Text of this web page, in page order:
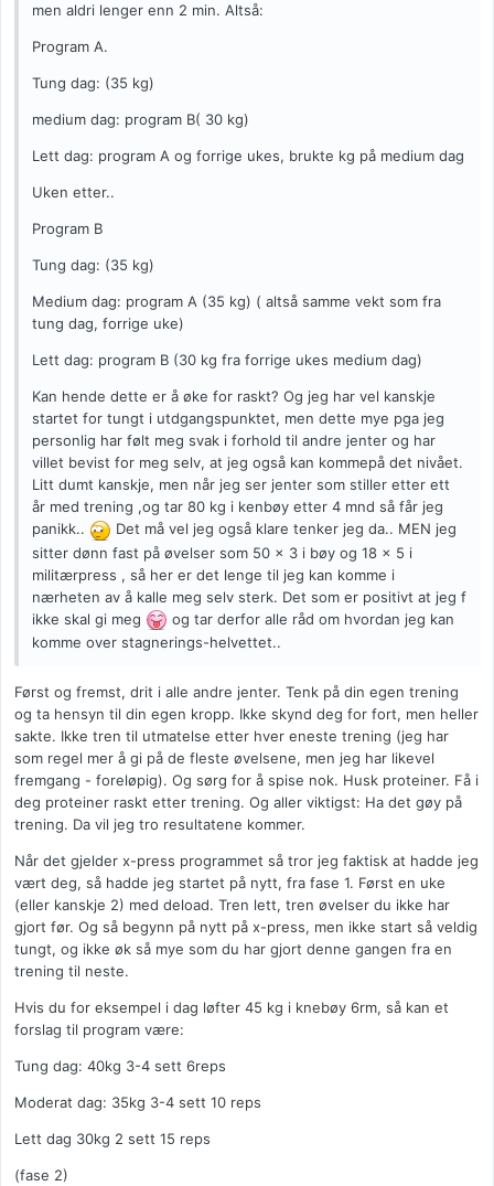
men aldri lenger enn 2 min. Altså:
Program A.
Tung dag: (35 kg)
medium dag: program B( 30 kg)
Lett dag: program A og forrige ukes, brukte kg på medium dag
Uken etter..
Program B
Tung dag: (35 kg)
Medium dag: program A (35 kg) ( altså samme vekt som fra
tung dag, forrige uke)
Lett dag: program B (30 kg fra forrige ukes medium dag)
Kan hende dette er å øke for raskt? Og jeg har vel kanskje
startet for tungt i utdgangspunktet, men dette mye pga jeg
personlig har følt meg svak i forhold til andre jenter og har
villet bevist for meg selv, at jeg også kan kommepå det nivået.
Litt dumt kanskje, men når jeg ser jenter som stiller etter ett
år med trening ,og tar 80 kg i kenbøy etter 4 mnd så får jeg
panikk..
Det må vel jeg også klare tenker jeg da.. MEN jeg
sitter dønn fast på øvelser som 50 x 3 i bøy og 18 x 5 i
militærpress , så her er det lenge til jeg kan komme i
nærheten av å kalle meg selv sterk. Det som er positivt at jeg f
ikke skal gi meg
og tar derfor alle råd om hvordan jeg kan
komme over stagnerings-helvettet..
Først og fremst, drit i alle andre jenter. Tenk på din egen trening
og ta hensyn til din egen kropp. Ikke skynd deg for fort, men heller
sakte. Ikke tren til utmatelse etter hver eneste trening (jeg har
som regel mer å gi på de fleste øvelsene, men jeg har likevel
fremgang - foreløpig). Og sørg for å spise nok. Husk proteiner. Få i
deg proteiner raskt etter trening. Og aller viktigst: Ha det gøy på
trening. Da vil jeg tro resultatene kommer.
Når det gjelder x-press programmet så tror jeg faktisk at hadde jeg
vært deg, så hadde jeg startet på nytt, fra fase 1. Først en uke
(eller kanskje 2) med deload. Tren lett, tren øvelser du ikke har
gjort før. Og så begynn på nytt på x-press, men ikke start så veldig
tungt, og ikke øk så mye som du har gjort denne gangen fra en
trening til neste.
Hvis du for eksempel i dag løfter 45 kg i knebøy 6rm, så kan et
forslag til program være:
Tung dag: 40kg 3-4 sett 6reps
Moderat dag: 35kg 3-4 sett 10 reps
Lett dag 30kg 2 sett 15 reps
(fase 2)